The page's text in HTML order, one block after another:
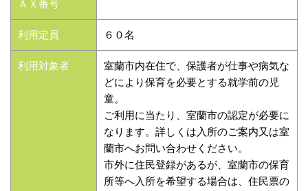
ＡＸ番号
利用定員 ６０名
利用対象者
室蘭市内在住で、保護者が仕事や病気な
どにより保育を必要とする就学前の児
童。
ご利用に当たり、室蘭市の認定が必要に
なります。詳しくは入所のご案内又は室
蘭市へお問い合わせください。
市外に住民登録があるが、室蘭市の保育
所等へ入所を希望する場合は、住民票の